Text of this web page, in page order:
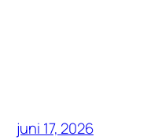
juni 17, 2026